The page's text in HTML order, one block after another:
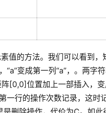
值的方法。我们可以看到，
变成第一列“a”，。两字
阵[0,0]位置加上一部插入，
一行的操作次数记录，这时